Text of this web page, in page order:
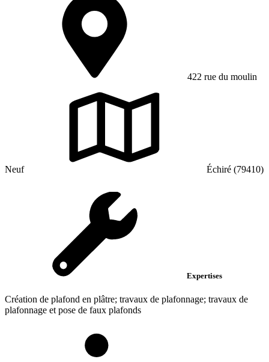
422 rue du moulin
Neuf Échiré (79410)
Expertises
Création de plafond en plâtre; travaux de plafonnage; travaux de
plafonnage et pose de faux plafonds